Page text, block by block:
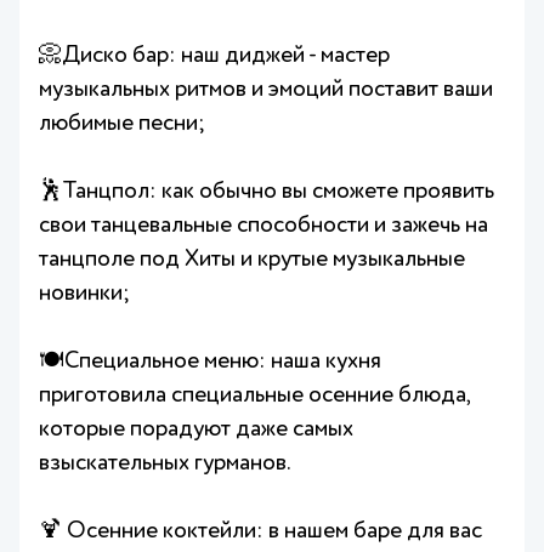
📀Диско бар: наш диджей - мастер
музыкальных ритмов и эмоций поставит ваши
любимые песни;
🕺Танцпол: как обычно вы сможете проявить
свои танцевальные способности и зажечь на
танцполе под Хиты и крутые музыкальные
новинки;
🍽️Специальное меню: наша кухня
приготовила специальные осенние блюда,
которые порадуют даже самых
взыскательных гурманов.
🍹 Осенние коктейли: в нашем баре для вас